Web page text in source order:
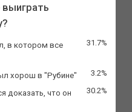
в котором все
31.7%
хорош в "Рубине" 3.2%
доказать, что он
30.2%